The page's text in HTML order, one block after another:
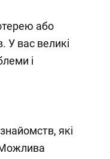
або
У вас великі
і
які
Можлива